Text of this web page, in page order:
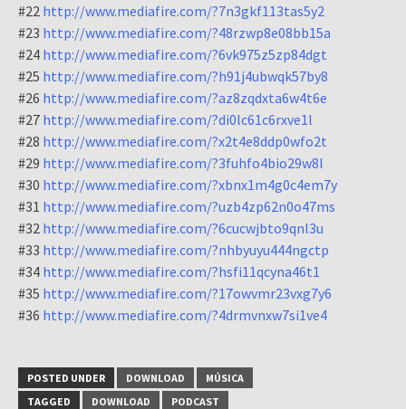
#22 http://www.mediafire.com/?7n3gkf113tas5y2
#23 http://www.mediafire.com/?48rzwp8e08bb15a
#24 http://www.mediafire.com/?6vk975z5zp84dgt
#25 http://www.mediafire.com/?h91j4ubwqk57by8
#26 http://www.mediafire.com/?az8zqdxta6w4t6e
#27 http://www.mediafire.com/?di0lc61c6rxve1l
#28 http://www.mediafire.com/?x2t4e8ddp0wfo2t
#29 http://www.mediafire.com/?3fuhfo4bio29w8l
#30 http://www.mediafire.com/?xbnx1m4g0c4em7y
#31 http://www.mediafire.com/?uzb4zp62n0o47ms
#32 http://www.mediafire.com/?6cucwjbto9qnl3u
#33 http://www.mediafire.com/?nhbyuyu444ngctp
#34 http://www.mediafire.com/?hsfi11qcyna46t1
#35 http://www.mediafire.com/?17owvmr23vxg7y6
#36 http://www.mediafire.com/?4drmvnxw7si1ve4
POSTED UNDER DOWNLOAD
MÚSICA
TAGGED
DOWNLOAD PODCAST